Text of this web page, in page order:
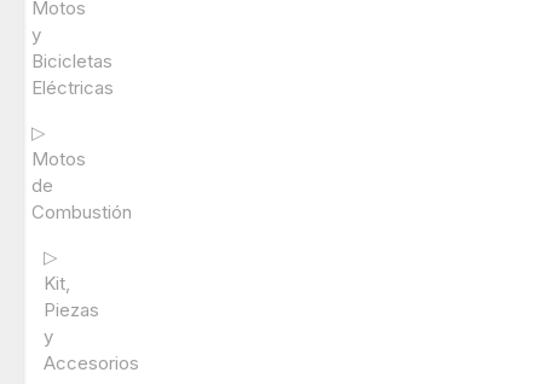
Motos
y
Bicicletas
Eléctricas
▷
Motos
de
Combustión
▷
Kit,
Piezas
y
Accesorios